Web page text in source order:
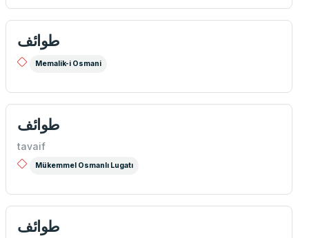
طوائف
Memalik-i Osmani
طوائف
tavaif
Mükemmel Osmanlı Lugatı
طوائف